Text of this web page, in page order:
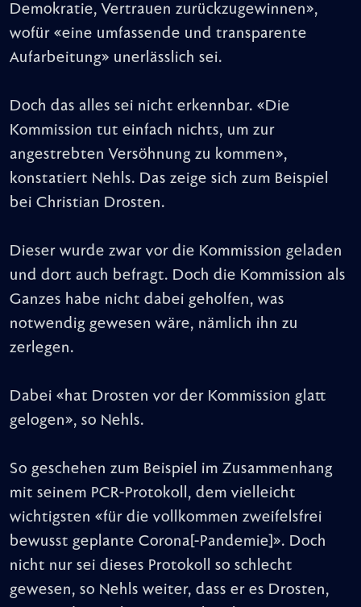
Demokratie, Vertrauen zurückzugewinnen»,
wofür «eine umfassende und transparente
Aufarbeitung» unerlässlich sei.
Doch das alles sei nicht erkennbar. «Die
Kommission tut einfach nichts, um zur
angestrebten Versöhnung zu kommen»,
konstatiert Nehls. Das zeige sich zum Beispiel
bei Christian Drosten.
Dieser wurde zwar vor die Kommission geladen
und dort auch befragt. Doch die Kommission als
Ganzes habe nicht dabei geholfen, was
notwendig gewesen wäre, nämlich ihn zu
zerlegen.
Dabei «hat Drosten vor der Kommission glatt
gelogen», so Nehls.
So geschehen zum Beispiel im Zusammenhang
mit seinem PCR-Protokoll, dem vielleicht
wichtigsten «für die vollkommen zweifelsfrei
bewusst geplante Corona[-Pandemie]». Doch
nicht nur sei dieses Protokoll so schlecht
gewesen, so Nehls weiter, dass er es Drosten,